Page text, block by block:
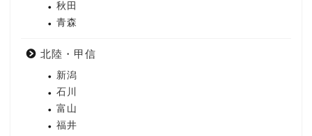
秋田
青森
北陸・甲信
新潟
石川
富山
福井